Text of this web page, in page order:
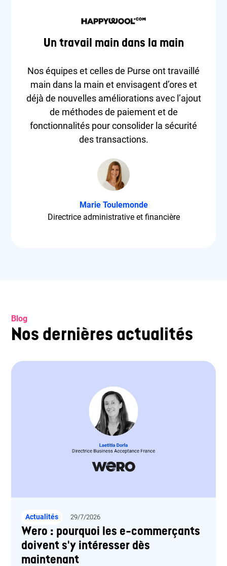
Un travail main dans la main
Nos équipes et celles de Purse ont travaillé
main dans la main et envisagent d’ores et
déjà de nouvelles améliorations avec l’ajout
de méthodes de paiement et de
fonctionnalités pour consolider la sécurité
des transactions.
Marie Toulemonde
Directrice administrative et financière
Blog
Nos dernières actualités
Actualités 29/7/2026
Wero : pourquoi les e-commerçants
doivent s'y intéresser dès
maintenant